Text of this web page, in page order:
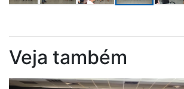
Veja também